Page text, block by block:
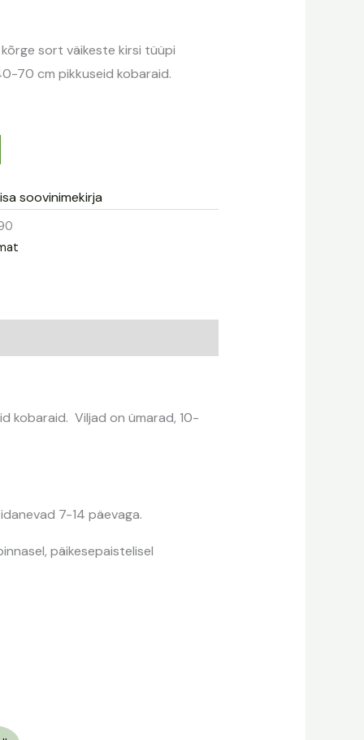
sort väikeste kirsi tüüpi
70 cm pikkuseid kobaraid.
soovinimekirja
kobaraid. Viljad on ümarad, 10-
7-14 päevaga.
päikesepaistelisel